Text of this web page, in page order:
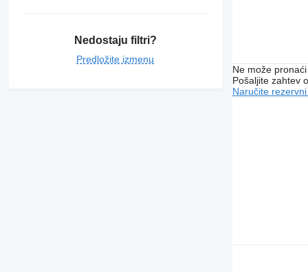
Nedostaju filtri?
Predložite izmenu
Ne može
Pošaljite zahtev
Naručite